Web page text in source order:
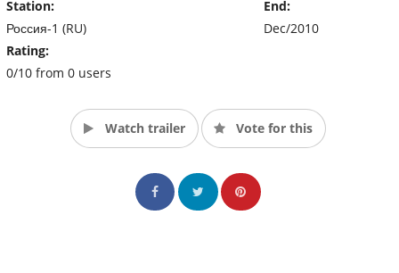
Station:
Россия-1 (RU)
Rating:
0/10 from 0 users
End:
Dec/2010
Watch trailer Vote for this